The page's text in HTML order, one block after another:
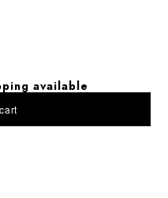
available